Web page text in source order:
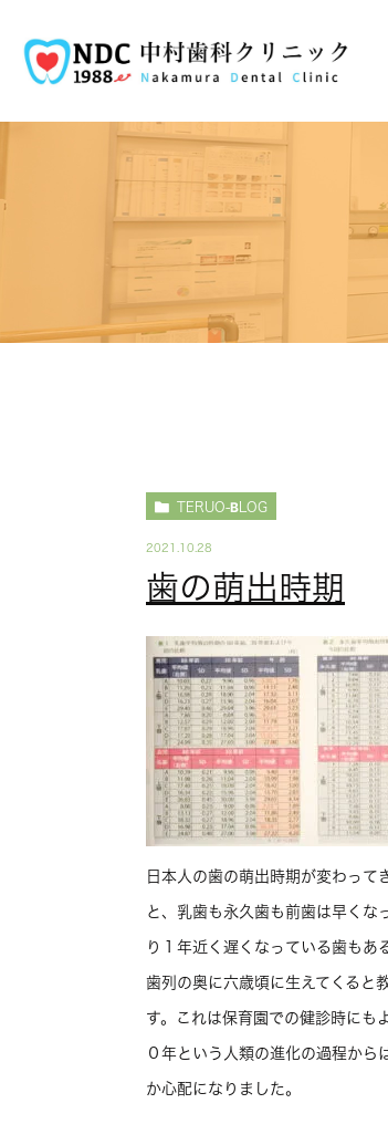
TERUO-BLOG
2021.10.28
歯の萌出時期
日本人の歯の萌出時期が変わって
と、乳歯も永久歯も前歯は早くな
り１年近く遅くなっている歯もあ
歯列の奥に六歳頃に生えてくると
す。これは保育園での健診時にも
０年という人類の進化の過程から
か心配になりました。